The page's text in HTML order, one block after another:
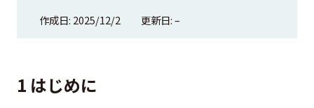
作成日: 2025/12/2 更新日: –
1 はじめに